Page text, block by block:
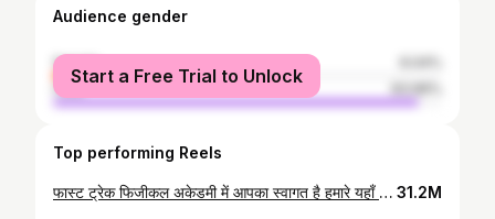
Audience gender
female
male
Start a Free Trial to Unlock
Top performing Reels
फास्ट ट्रेक फिजीकल अकेडमी में आपका स्वागत है हमारे यहाँ हॉस्टल की सुविधा उपलब्ध है जिसकी फीस मात्र 4000 रु है रजिस्ट्रेशन फीस 3500 ( लाईफ टाईम ) अगर रजिस्ट्रेशन नही कराते हैं तो 5000 हर महीने देना होगा *सुविधा* #हॉस्टल #जिम #ग्राउंड #कोचिंग #मैस संचालक- प्रदीप रावत कोच ( नेशनल प्लेयर बी.पी. एड) कोच- प्रदीप वाजपेयी EX- ARMY कोच - आशीष लोधी आर्मी फिजीकल एक्सपीरियंस 3 बार स्थान - न्यू शिव कॉलोनी P S रेसीडेन्सी के पास शिवपुरी म.प्र मो.7828189467,7974123740 31.2M